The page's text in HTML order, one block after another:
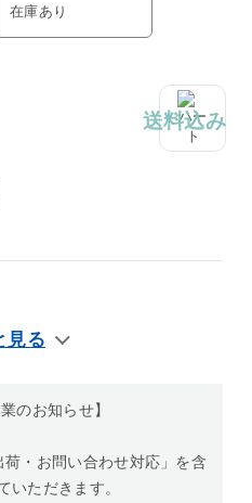
在庫あり
送料込み
のお知らせ】
・お問い合わせ対応」を含
いただきます。